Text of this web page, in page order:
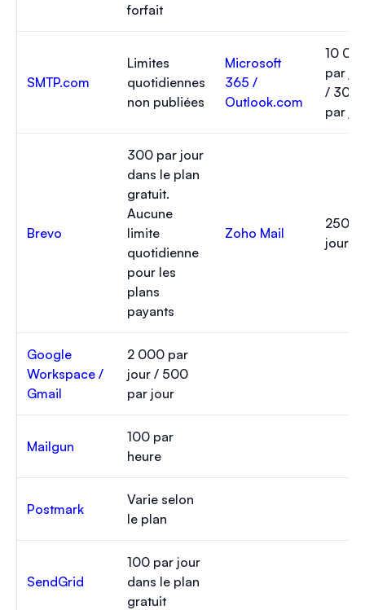
forfait
SMTP.com
Limites
quotidiennes
non publiées
Microsoft
365 /
Outlook.com
10
par
/ 300
par
Brevo
300 par jour
dans le plan
gratuit.
Aucune
limite
quotidienne
pour les
plans
payants
Zoho Mail
250
jour
Google
Workspace /
Gmail
2 000 par
jour / 500
par jour
Mailgun
100 par
heure
Postmark
Varie selon
le plan
SendGrid
100 par jour
dans le plan
gratuit